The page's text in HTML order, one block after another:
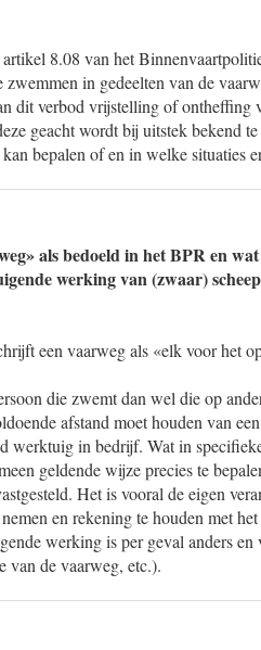
8.08 van het
in gedeelten van de
dit verbod vrijstelling of ontheffing
geacht wordt bij uitstek bekend
bepalen of en in welke situaties
als bedoeld in het BPR en
werking van (zwaar)
een vaarweg als «elk voor het
die zwemt dan wel die op
afstand moet houden van
werktuig in bedrijf. Wat in
geldende wijze precies te
Het is vooral de eigen
en rekening te houden met
werking is per geval anders
van de vaarweg, etc.).